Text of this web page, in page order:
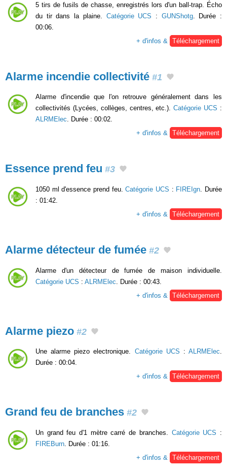
5 tirs de fusils de chasse, enregistrés lors d'un ball-trap. Écho
du tir dans la plaine. Catégorie UCS : GUNShotg. Durée :
00:06.
+ d'infos &
Téléchargement
Alarme incendie collectivité #1
Alarme d'incendie que l'on retrouve généralement dans les
collectivités (Lycées, collèges, centres, etc.).Catégorie UCS :
ALRMElec. Durée : 00:02.
+ d'infos & Téléchargement
Essence prend feu #3
1050 ml d'essence prend feu.Catégorie UCS : FIREIgn. Durée
: 01:42.
+ d'infos & Téléchargement
Alarme détecteur de fumée #2
Alarme d'un détecteur de fumée de maison individuelle.
Catégorie UCS : ALRMElec . Durée : 00:43.
+ d'infos &
Téléchargement
Alarme piezo #2
Une alarme piezo electronique. Catégorie UCS :ALRMElec.
Durée : 00:04.
+ d'infos & Téléchargement
Grand feu de branches #2
Un grand feu d'1 mètre carré de branches. Catégorie UCS :
FIREBurn. Durée : 01:16.
+ d'infos & Téléchargement